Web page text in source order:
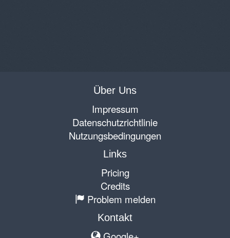
Über Uns
Impressum
Datenschutzrichtlinie
Nutzungsbedingungen
Links
Pricing
Credits
Problem melden
Kontakt